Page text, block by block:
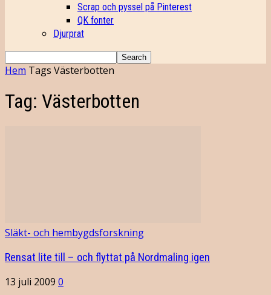
Scrap och pyssel på Pinterest
QK fonter
Djurprat
Hem Tags Västerbotten
Tag: Västerbotten
Släkt- och hembygdsforskning
Rensat lite till – och flyttat på Nordmaling igen
13 juli 2009 0